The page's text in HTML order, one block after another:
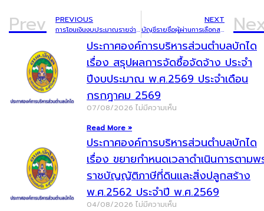
Prev PREVIOUS
การโอนเงินงบประมาณรายจ่ายประจำปีงบประมาณ พ.ศ. 2566 ครั้งที่ 3/2566
NEXT
บัญชีรายชื่อผู้ผ่านการเลือกสรรเพื่อจัดจ้างเป็นพนักงานจ้างตามภารกิจและเป็นพนักงานจ้างทั่วไป
ประกาศองค์การบริหารส่วนตำบลบักได
เรื่อง สรุปผลการจัดซื้อจัดจ้าง ประจำ
ปีงบประมาณ พ.ศ.2569 ประจำเดือน
กรกฎาคม 2569
07/08/2026 ไม่มีความเห็น
Read More »
ประกาศองค์การบริหารส่วนตำบลบักได
เรื่อง ขยายกำหนดเวลาดำเนินการตามพ
ราชบัญญัติภาษีที่ดินและสิ่งปลูกสร้าง
พ.ศ.2562 ประจำปี พ.ศ.2569
04/08/2026 ไม่มีความเห็น